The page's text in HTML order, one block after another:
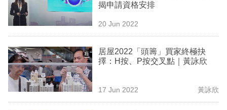
投
資
樓
市
理
揭申請資格安排
20 Jun 2022
居屋2022「頭籌」買家終極抉
擇：H按、P按交叉點｜黃詠欣
17 Jun 2022 黃詠欣